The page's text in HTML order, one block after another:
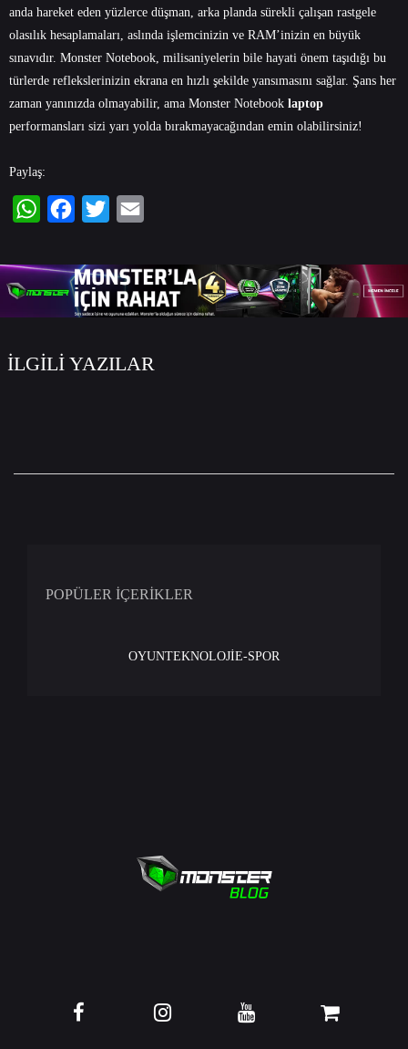
anda hareket eden yüzlerce düşman, arka planda sürekli çalışan rastgele
olasılık hesaplamaları, aslında işlemcinizin ve RAM’inizin en büyük
sınavıdır. Monster Notebook, milisaniyelerin bile hayati önem taşıdığı bu
türlerde reflekslerinizin ekrana en hızlı şekilde yansımasını sağlar. Şans her
zaman yanınızda olmayabilir, ama Monster Notebook laptop
performansları sizi yarı yolda bırakmayacağından emin olabilirsiniz!
Paylaş:
İLGİLİ YAZILAR
POPÜLER İÇERİKLER
OYUNTEKNOLOJİE-SPOR